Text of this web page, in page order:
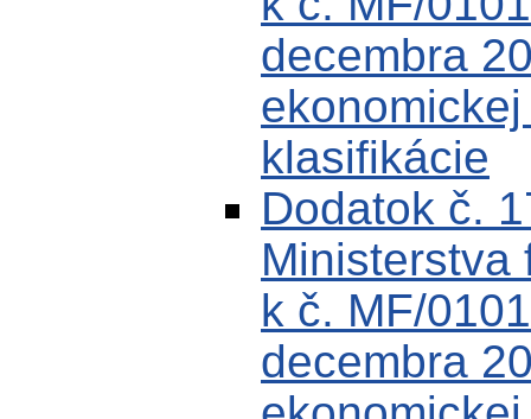
decembra
klasifikácie
Dodatok č.
Ministerstva
k č. MF/
decembra